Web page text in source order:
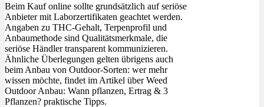
Beim Kauf online sollte grundsätzlich auf seriöse
Anbieter mit Laborzertifikaten geachtet werden.
Angaben zu THC-Gehalt, Terpenprofil und
Anbaumethode sind Qualitätsmerkmale, die
seriöse Händler transparent kommunizieren.
Ähnliche Überlegungen gelten übrigens auch
beim Anbau von Outdoor-Sorten: wer mehr
wissen möchte, findet im Artikel über Weed
Outdoor Anbau: Wann pflanzen, Ertrag & 3
Pflanzen? praktische Tipps.